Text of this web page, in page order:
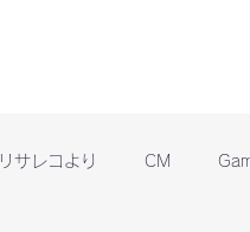
リサレコより CM